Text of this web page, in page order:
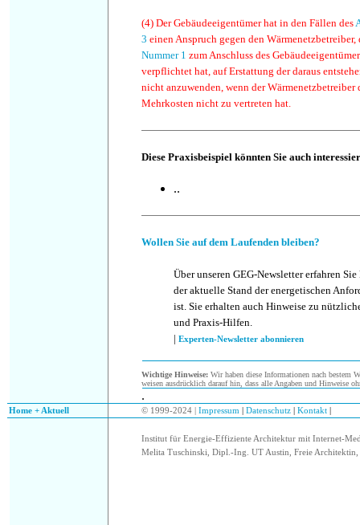
(4) Der Gebäudeeigentümer hat in den Fällen des
3 einen Anspruch gegen den
Nummer 1 zum Anschluss des
verpflichtet hat, auf Erstattung der daraus
nicht anzuwenden, wenn der Wärmenetzbetreiber
Mehrkosten nicht zu vertreten hat.
Diese Praxisbeispiel könnten Sie auch
..
Wollen Sie auf dem Laufenden bleiben?
Über unseren GEG-Newsletter erfahren
der aktuelle Stand der energetischen
ist. Sie erhalten auch Hinweise zu
und Praxis-Hilfen.
| Experten-Newsletter abonnieren
Wichtige Hinweise: Wir haben diese Informationen nach bestem
weisen ausdrücklich darauf hin, dass alle Angaben und Hinweise
.
Home + Aktuell © 1999-2024 | Impressum Datenschutz Kontakt
Institut für Energie-Effiziente Architektur mit Internet-
Melita Tuschinski, Dipl.-Ing. UT Austin, Freie Architektin,